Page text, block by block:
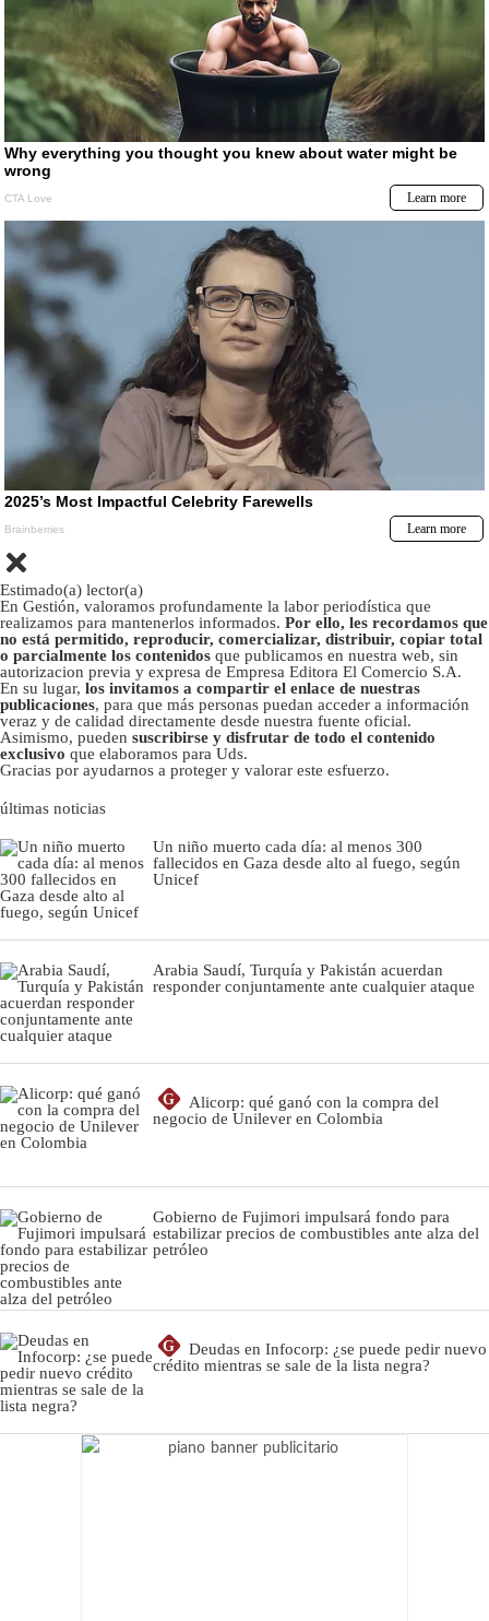
Estimado(a) lector(a)
En Gestión, valoramos profundamente la labor periodística que
realizamos para mantenerlos informados. Por ello, les recordamos que
no está permitido, reproducir, comercializar, distribuir, copiar total
o parcialmente los contenidos que publicamos en nuestra web, sin
autorizacion previa y expresa de Empresa Editora El Comercio S.A.
En su lugar, los invitamos a compartir el enlace de nuestras
publicaciones, para que más personas puedan acceder a información
veraz y de calidad directamente desde nuestra fuente oficial.
Asimismo, pueden suscribirse y disfrutar de todo el contenido
exclusivo que elaboramos para Uds.
Gracias por ayudarnos a proteger y valorar este esfuerzo.
últimas noticias
Un niño muerto cada día: al menos 300
fallecidos en Gaza desde alto al fuego, según
Unicef
Arabia Saudí, Turquía y Pakistán acuerdan
responder conjuntamente ante cualquier ataque
G
Alicorp: qué ganó con la compra del
negocio de Unilever en Colombia
Gobierno de Fujimori impulsará fondo para
estabilizar precios de combustibles ante alza del
petróleo
G
Deudas en Infocorp: ¿se puede pedir nuevo
crédito mientras se sale de la lista negra?